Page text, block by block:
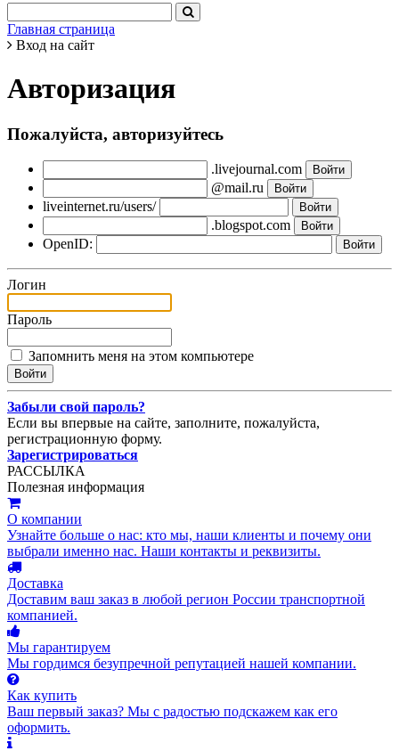
Главная страница
Вход на сайт
Авторизация
Пожалуйста, авторизуйтесь
.livejournal.com
@mail.ru
liveinternet.ru/users/
.blogspot.com
OpenID:
Логин
Пароль
Запомнить меня на этом компьютере
Забыли свой пароль?
Если вы впервые на сайте, заполните, пожалуйста,
регистрационную форму.
Зарегистрироваться
РАССЫЛКА
Полезная информация
О компании
Узнайте больше о нас: кто мы, наши клиенты и почему они
выбрали именно нас. Наши контакты и реквизиты.
Доставка
Доставим ваш заказ в любой регион России транспортной
компанией.
Мы гарантируем
Мы гордимся безупречной репутацией нашей компании.
Как купить
Ваш первый заказ? Мы с радостью подскажем как его
оформить.